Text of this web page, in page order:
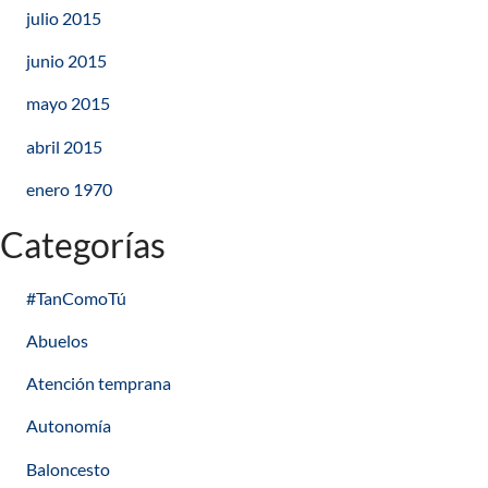
julio 2015
junio 2015
mayo 2015
abril 2015
enero 1970
Categorías
#TanComoTú
Abuelos
Atención temprana
Autonomía
Baloncesto